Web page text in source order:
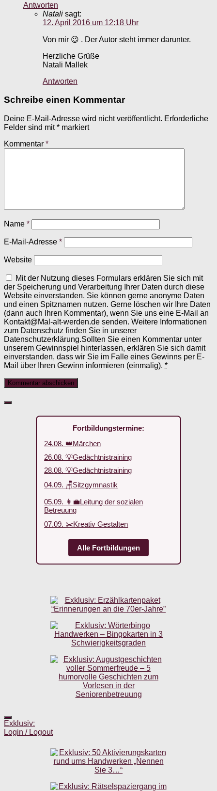
Antworten
Natali sagt:
12. April 2016 um 12:18 Uhr
Von mir 😉 . Der Autor steht immer darunter.
Herzliche Grüße
Natali Mallek
Antworten
Schreibe einen Kommentar
Deine E-Mail-Adresse wird nicht veröffentlicht. Erforderliche
Felder sind mit* markiert
Kommentar *
Name *
E-Mail-Adresse *
Website
Mit der Nutzung dieses Formulars erklären Sie sich mit
der Speicherung und Verarbeitung Ihrer Daten durch diese
Website einverstanden. Sie können gerne anonyme Daten
und einen Spitznamen nutzen. Gerne löschen wir Ihre Daten
(dann auch Ihren Kommentar), wenn Sie uns eine E-Mail an
Kontakt@Mal-alt-werden.de senden. Weitere Informationen
zum Datenschutz finden Sie in unserer
Datenschutzerklärung.Sollten Sie einen Kommentar unter
unserem Gewinnspiel hinterlassen, erklären Sie sich damit
einverstanden, dass wir Sie im Falle eines Gewinns per E-
Mail über Ihren Gewinn informieren (einmalig). *
Fortbildungstermine:
24.08. 👑Märchen
26.08. 💡Gedächtnistraining
28.08. 💡Gedächtnistraining
04.09. 🪑Sitzgymnastik
05.09. 👩‍💼Leitung der sozialen
Betreuung
07.09. ✂️Kreativ Gestalten
Alle Fortbildungen
Exklusiv:
Login / Logout